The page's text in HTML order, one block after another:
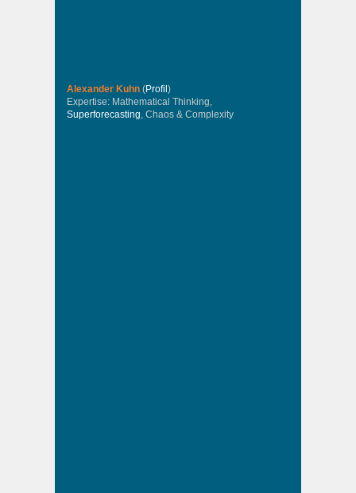
Alexander Kuhn (Profil )
Expertise: Mathematical Thinking,
Superforecasting, Chaos & Complexity